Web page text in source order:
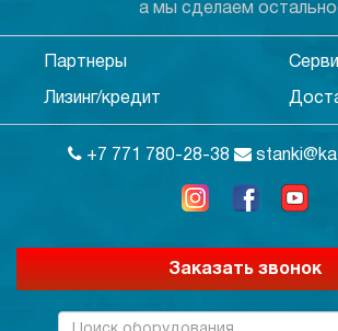
а мы сделаем
Партнеры
Лизинг/кредит
+7 771 780-28-38
Заказать звонок